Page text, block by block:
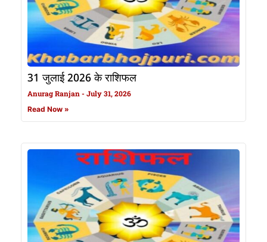
31 जुलाई 2026 के राशिफल
Anurag Ranjan July 31, 2026
Read Now »